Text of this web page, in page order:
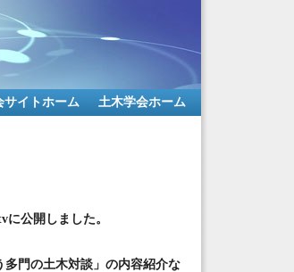
サイトホーム 土木学会ホーム
公開しました。
門の土木対談」の内容紹介な